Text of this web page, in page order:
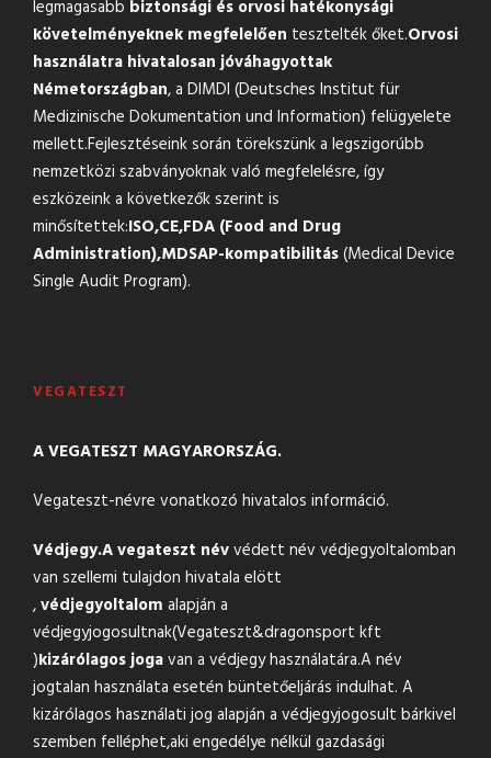
legmagasabb biztonsági és orvosi hatékonysági
követelményeknek megfelelően tesztelték őket.Orvosi
használatra hivatalosan jóváhagyottak
Németországban, a DIMDI (Deutsches Institut für
Medizinische Dokumentation und Information) felügyelete
mellett.Fejlesztéseink során törekszünk a legszigorúbb
nemzetközi szabványoknak való megfelelésre, így
eszközeink a következők szerint is
minősítettek:ISO,CE,FDA (Food and Drug
Administration),MDSAP-kompatibilitás(Medical Device
Single Audit Program).
VEGATESZT
A VEGATESZT MAGYARORSZÁG.
Vegateszt-névre vonatkozó hivatalos információ.
Védjegy.A vegateszt névvédett név védjegyoltalomban
van szellemi tulajdon hivatala elött
,védjegyoltalom alapján a
védjegyjogosultnak(Vegateszt&dragonsport kft
)kizárólagos jogavan a védjegy használatára.A név
jogtalan használata esetén büntetőeljárás indulhat. A
kizárólagos használati jog alapján a védjegyjogosult bárkivel
szemben felléphet,aki engedélye nélkül gazdasági